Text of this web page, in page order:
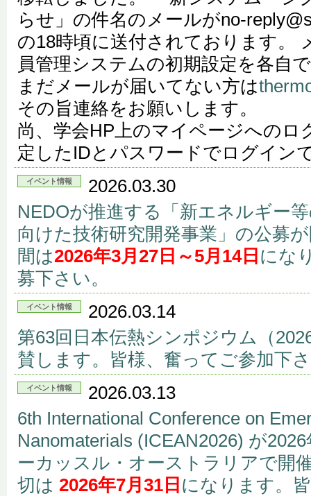
らせ」の件名のメールがno-
の18時頃に送付されております。
員管理システムの初期設定を各自
まだメールが届いてない方は
その旨連絡をお願いします。
尚、学会HP上のマイページへのロ
定したIDとパスワードでログイン
イベント情報
2026.03.30
NEDOが推進する「新エネルギー
向けた技術研究開発事業」の公募
間は2026年3月27日～5月14日 にな
募下さい。
イベント情報
2026.03.14
第63回日本伝熱シンポジウム（
賛します。皆様、奮ってご参加下
イベント情報
2026.03.13
6th International Conference on
Nanomaterials (ICEAN2026) が
ーカッスル・オーストラリアで開
切は 2026年7月31日 になります。